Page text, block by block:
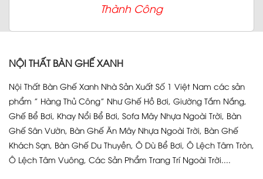
Thành Công
NỘI THẤT BÀN GHẾ XANH
Nội Thất Bàn Ghế Xanh Nhà Sản Xuất Số 1 Việt Nam các sản
phẩm ” Hàng Thủ Công” Như Ghế Hồ Bơi, Giường Tắm Nắng,
Ghế Bể Bơi, Khay Nổi Bể Bơi, Sofa Mây Nhựa Ngoài Trời, Bàn
Ghế Sân Vườn, Bàn Ghế Ăn Mây Nhựa Ngoài Trời, Bàn Ghế
Khách Sạn, Bàn Ghế Du Thuyền, Ô Dù Bể Bơi, Ô Lệch Tâm Tròn,
Ô Lệch Tâm Vuông, Các Sản Phẩm Trang Trí Ngoài Trời....